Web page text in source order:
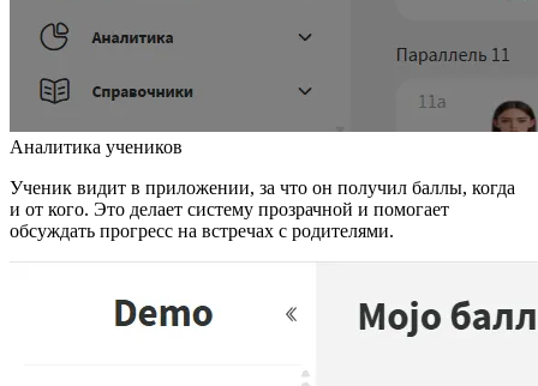
Аналитика учеников
Ученик видит в приложении, за что он получил баллы, когда
и от кого. Это делает систему прозрачной и помогает
обсуждать прогресс на встречах с родителями.